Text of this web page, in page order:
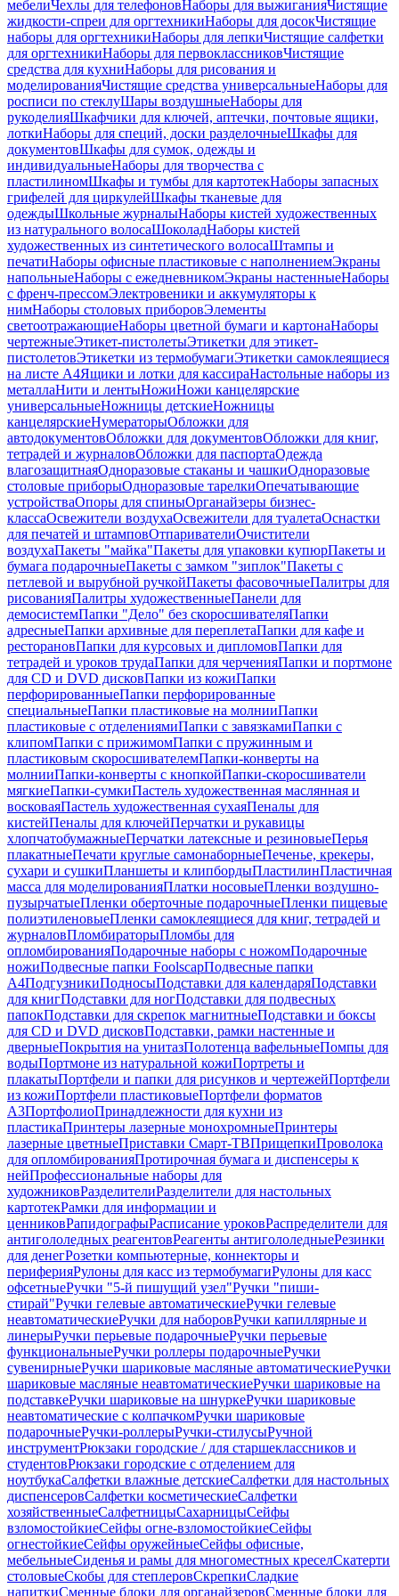
мебелиЧехлы для телефоновНаборы для выжиганияЧистящие
жидкости-спреи для оргтехникиНаборы для досокЧистящие
наборы для оргтехникиНаборы для лепкиЧистящие салфетки
для оргтехникиНаборы для первоклассниковЧистящие
средства для кухниНаборы для рисования и
моделированияЧистящие средства универсальныеНаборы для
росписи по стеклуШары воздушныеНаборы для
рукоделияШкафчики для ключей, аптечки, почтовые ящики,
лоткиНаборы для специй, доски разделочныеШкафы для
документовШкафы для сумок, одежды и
индивидуальныеНаборы для творчества с
пластилиномШкафы и тумбы для картотекНаборы запасных
грифелей для циркулейШкафы тканевые для
одеждыШкольные журналыНаборы кистей художественных
из натурального волосаШоколадНаборы кистей
художественных из синтетического волосаШтампы и
печатиНаборы офисные пластиковые с наполнениемЭкраны
напольныеНаборы с ежедневникомЭкраны настенныеНаборы
с френч-прессомЭлектровеники и аккумуляторы к
нимНаборы столовых приборовЭлементы
светоотражающиеНаборы цветной бумаги и картонаНаборы
чертежныеЭтикет-пистолетыЭтикетки для этикет-
пистолетовЭтикетки из термобумагиЭтикетки самоклеящиеся
на листе А4Ящики и лотки для кассираНастольные наборы из
металлаНити и лентыНожиНожи канцелярские
универсальныеНожницы детскиеНожницы
канцелярскиеНумераторыОбложки для
автодокументовОбложки для документовОбложки для книг,
тетрадей и журналовОбложки для паспортаОдежда
влагозащитнаяОдноразовые стаканы и чашкиОдноразовые
столовые приборыОдноразовые тарелкиОпечатывающие
устройстваОпоры для спиныОрганайзеры бизнес-
классаОсвежители воздухаОсвежители для туалетаОснастки
для печатей и штамповОтпаривателиОчистители
воздухаПакеты "майка"Пакеты для упаковки купюрПакеты и
бумага подарочныеПакеты с замком "зиплок"Пакеты с
петлевой и вырубной ручкойПакеты фасовочныеПалитры для
рисованияПалитры художественныеПанели для
демосистемПапки "Дело" без скоросшивателяПапки
адресныеПапки архивные для переплетаПапки для кафе и
ресторановПапки для курсовых и дипломовПапки для
тетрадей и уроков трудаПапки для черченияПапки и портмоне
для CD и DVD дисковПапки из кожиПапки
перфорированныеПапки перфорированные
специальныеПапки пластиковые на молнииПапки
пластиковые с отделениямиПапки с завязкамиПапки с
клипомПапки с прижимомПапки с пружинным и
пластиковым скоросшивателемПапки-конверты на
молнииПапки-конверты с кнопкойПапки-скоросшиватели
мягкиеПапки-сумкиПастель художественная маслянная и
восковаяПастель художественная сухаяПеналы для
кистейПеналы для ключейПерчатки и рукавицы
хлопчатобумажныеПерчатки латексные и резиновыеПерья
плакатныеПечати круглые самонаборныеПеченье, крекеры,
сухари и сушкиПланшеты и клипбордыПластилинПластичная
масса для моделированияПлатки носовыеПленки воздушно-
пузырчатыеПленки оберточные подарочныеПленки пищевые
полиэтиленовыеПленки самоклеящиеся для книг, тетрадей и
журналовПломбираторыПломбы для
опломбированияПодарочные наборы с ножомПодарочные
ножиПодвесные папки FoolscapПодвесные папки
А4ПодгузникиПодносыПодставки для календаряПодставки
для книгПодставки для ногПодставки для подвесных
папокПодставки для скрепок магнитныеПодставки и боксы
для CD и DVD дисковПодставки, рамки настенные и
дверныеПокрытия на унитазПолотенца вафельныеПомпы для
водыПортмоне из натуральной кожиПортреты и
плакатыПортфели и папки для рисунков и чертежейПортфели
из кожиПортфели пластиковыеПортфели форматов
А3ПортфолиоПринадлежности для кухни из
пластикаПринтеры лазерные монохромныеПринтеры
лазерные цветныеПриставки Смарт-ТВПрищепкиПроволока
для опломбированияПротирочная бумага и диспенсеры к
нейПрофессиональные наборы для
художниковРазделителиРазделители для настольных
картотекРамки для информации и
ценниковРапидографыРасписание уроковРаспределители для
антигололедных реагентовРеагенты антигололедныеРезинки
для денегРозетки компьютерные, коннекторы и
периферияРулоны для касс из термобумагиРулоны для касс
офсетныеРучки "5-й пишущий узел"Ручки "пиши-
стирай"Ручки гелевые автоматическиеРучки гелевые
неавтоматическиеРучки для наборовРучки капиллярные и
линерыРучки перьевые подарочныеРучки перьевые
функциональныеРучки роллеры подарочныеРучки
сувенирныеРучки шариковые масляные автоматическиеРучки
шариковые масляные неавтоматическиеРучки шариковые на
подставкеРучки шариковые на шнуркеРучки шариковые
неавтоматические с колпачкомРучки шариковые
подарочныеРучки-роллерыРучки-стилусыРучной
инструментРюкзаки городские / для старшеклассников и
студентовРюкзаки городские с отделением для
ноутбукаСалфетки влажные детскиеСалфетки для настольных
диспенсеровСалфетки косметическиеСалфетки
хозяйственныеСалфетницыСахарницыСейфы
взломостойкиеСейфы огне-взломостойкиеСейфы
огнестойкиеСейфы оружейныеСейфы офисные,
мебельныеСиденья и рамы для многоместных креселСкатерти
столовыеСкобы для степлеровСкрепкиСладкие
напиткиСменные блоки для органайзеровСменные блоки для